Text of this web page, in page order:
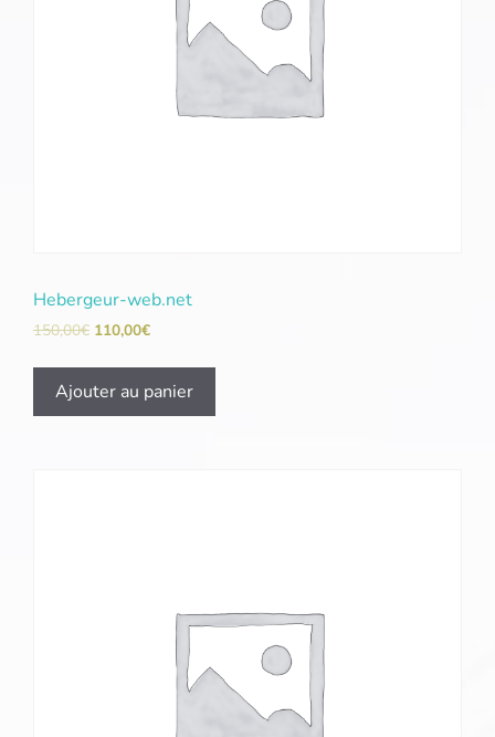
Hebergeur-web.net
150,00€ 110,00€
Ajouter au panier